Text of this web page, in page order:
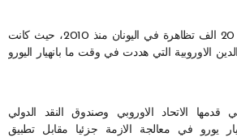
واحصت الشرطة اكثر من 20 الف تظاهرة في اليونان منذ 2010، حيث كانت
الاوروبية التي هددت في وقت ما بانهيار اليورو
قدمها الاتحاد الاوروبي وصندوق النقد الدولي
بقيمة 240 مليار يورو في معالجة الازمة جزئيا مقابل تطبيق